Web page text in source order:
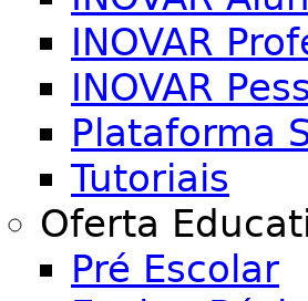
INOVAR
INOVAR
Plataforma
Tutoriais
Oferta
Pré Escolar